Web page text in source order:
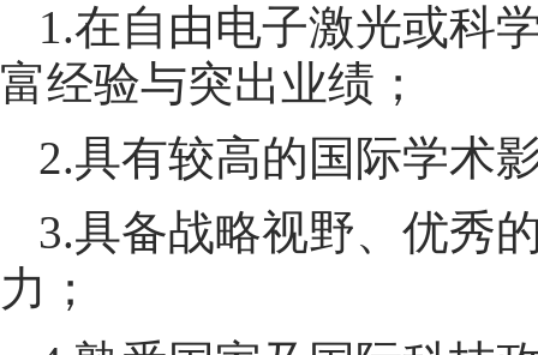
1.在自由电子激光或科
富经验与突出业绩；
2.具有较高的国际学术
3.具备战略视野、优秀
力；